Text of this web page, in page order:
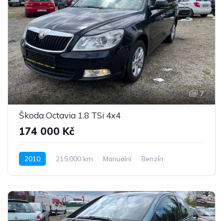
7
Škoda Octavia 1.8 TSi 4x4
174 000 Kč
2010 215,000 km Manuální
Benzín